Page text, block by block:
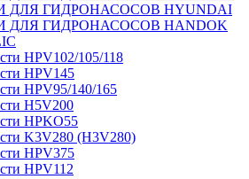
ДЛЯ ГИДРОНАСОСОВ HYUNDAI
ДЛЯ ГИДРОНАСОСОВ HANDOK
HPV102/105/118
HPV145
HPV95/140/165
H5V200
HPKO55
K3V280 (H3V280)
HPV375
HPV112